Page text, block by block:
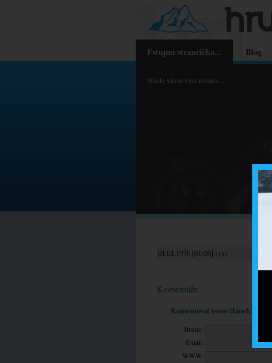
Fstupní stránčička... Blog
Nikdo vás tu vítat nebude...
01.01.1970 [01:00] | (x)
Komentáře
Komentovat tento článek
Jméno :
Email :
WWW :